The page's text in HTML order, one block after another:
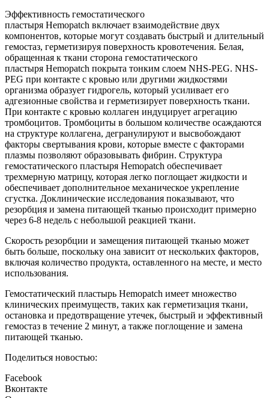
Эффективность гемостатического
пластыря Hemopatch включает взаимодействие двух
компонентов, которые могут создавать быстрый и длительный
гемостаз, герметизируя поверхность кровотечения. Белая,
обращенная к ткани сторона гемостатического
пластыря Hemopatch покрыта тонким слоем NHS-PEG. NHS-
PEG при контакте с кровью или другими жидкостями
организма образует гидрогель, который усиливает его
адгезионные свойства и герметизирует поверхность ткани.
При контакте с кровью коллаген индуцирует агрегацию
тромбоцитов. Тромбоциты в большом количестве осаждаются
на структуре коллагена, дегранулируют и высвобождают
факторы свертывания крови, которые вместе с факторами
плазмы позволяют образовывать фибрин. Структура
гемостатического пластыря Hemopatch обеспечивает
трехмерную матрицу, которая легко поглощает жидкости и
обеспечивает дополнительное механическое укрепление
сгустка. Доклинические исследования показывают, что
резорбция и замена питающей тканью происходит примерно
через 6-8 недель с небольшой реакцией ткани.
Скорость резорбции и замещения питающей тканью может
быть больше, поскольку она зависит от нескольких факторов,
включая количество продукта, оставленного на месте, и место
использования.
Гемостатический пластырь Hemopatch имеет множество
клинических преимуществ, таких как герметизация ткани,
остановка и предотвращение утечек, быстрый и эффективный
гемостаз в течение 2 минут, а также поглощение и замена
питающей тканью.
Поделиться новостью:
Facebook
Вконтакте